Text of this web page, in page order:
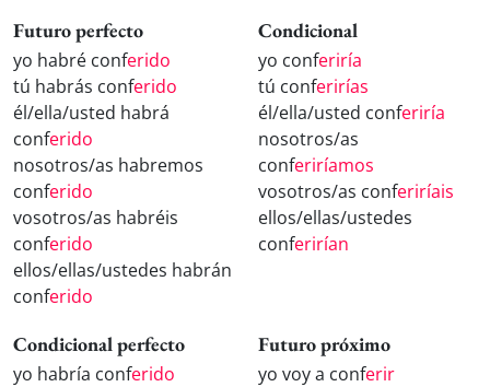
Futuro perfecto
yo habré conferido
tú habrás conferido
él/ella/usted habrá
conferido
nosotros/as habremos
conferido
vosotros/as habréis
conferido
ellos/ellas/ustedes habrán
conferido
Condicional
yo conferiría
tú conferirías
él/ella/usted conferiría
nosotros/as
conferiríamos
vosotros/as conferiríais
ellos/ellas/ustedes
conferirían
Condicional perfecto
yo habría conferido
Futuro próximo
yo voy a conferir